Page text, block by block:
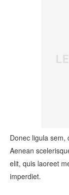
Donec ligula sem,
Aenean
elit, quis laoreet
imperdiet.